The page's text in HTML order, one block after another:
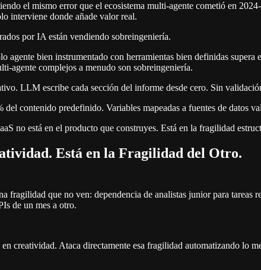
el mismo error que el ecosistema multi-agente cometió en
interviene donde añade valor real.
por IA están vendiendo sobreingeniería.
agente bien instrumentado con herramientas bien definidas
agente complejos a menudo son sobreingeniería.
LLM escribe cada sección del informe desde cero. Sin
del contenido predefinido. Variables mapeadas a fuentes de datos
no está en el producto que construyes. Está en la fragilidad
Está en la Fragilidad del Otro.
fragilidad que no ven: dependencia de analistas junior para
de un mes a otro.
creatividad. Ataca directamente esa fragilidad automatizando lo